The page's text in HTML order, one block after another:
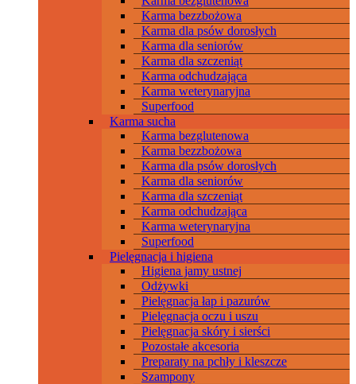
Karma bezzbożowa
Karma dla psów dorosłych
Karma dla seniorów
Karma dla szczeniąt
Karma odchudzająca
Karma weterynaryjna
Superfood
Karma sucha
Karma bezglutenowa
Karma bezzbożowa
Karma dla psów dorosłych
Karma dla seniorów
Karma dla szczeniąt
Karma odchudzająca
Karma weterynaryjna
Superfood
Pielęgnacja i higiena
Higiena jamy ustnej
Odżywki
Pielęgnacja łap i pazurów
Pielęgnacja oczu i uszu
Pielęgnacja skóry i sierści
Pozostałe akcesoria
Preparaty na pchły i kleszcze
Szampony